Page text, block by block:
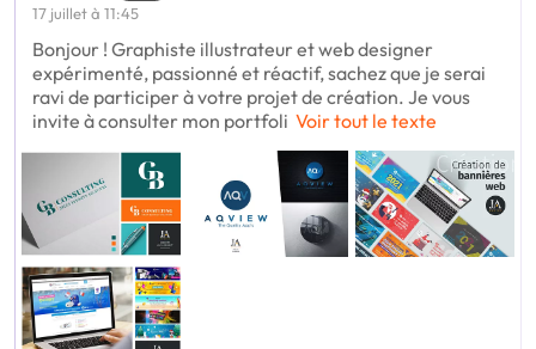
17 juillet à 11:45
Bonjour ! Graphiste illustrateur et web designer
expérimenté, passionné et réactif, sachez que je serai
ravi de participer à votre projet de création. Je vous
invite à consulter mon portfoli Voir tout le texte